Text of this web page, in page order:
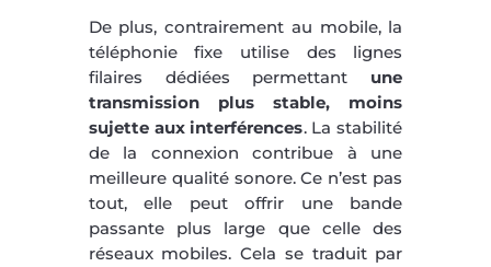
De plus, contrairement au mobile, la
téléphonie fixe utilise des lignes
filaires dédiées permettant une
transmission plus stable, moins
sujette aux interférences. La stabilité
de la connexion contribue à une
meilleure qualité sonore. Ce n’est pas
tout, elle peut offrir une bande
passante plus large que celle des
réseaux mobiles. Cela se traduit par